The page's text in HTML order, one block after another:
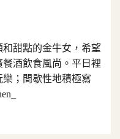
甜點的金牛女，希望
酒飲食風尚。平日裡
；間歇性地積極寫